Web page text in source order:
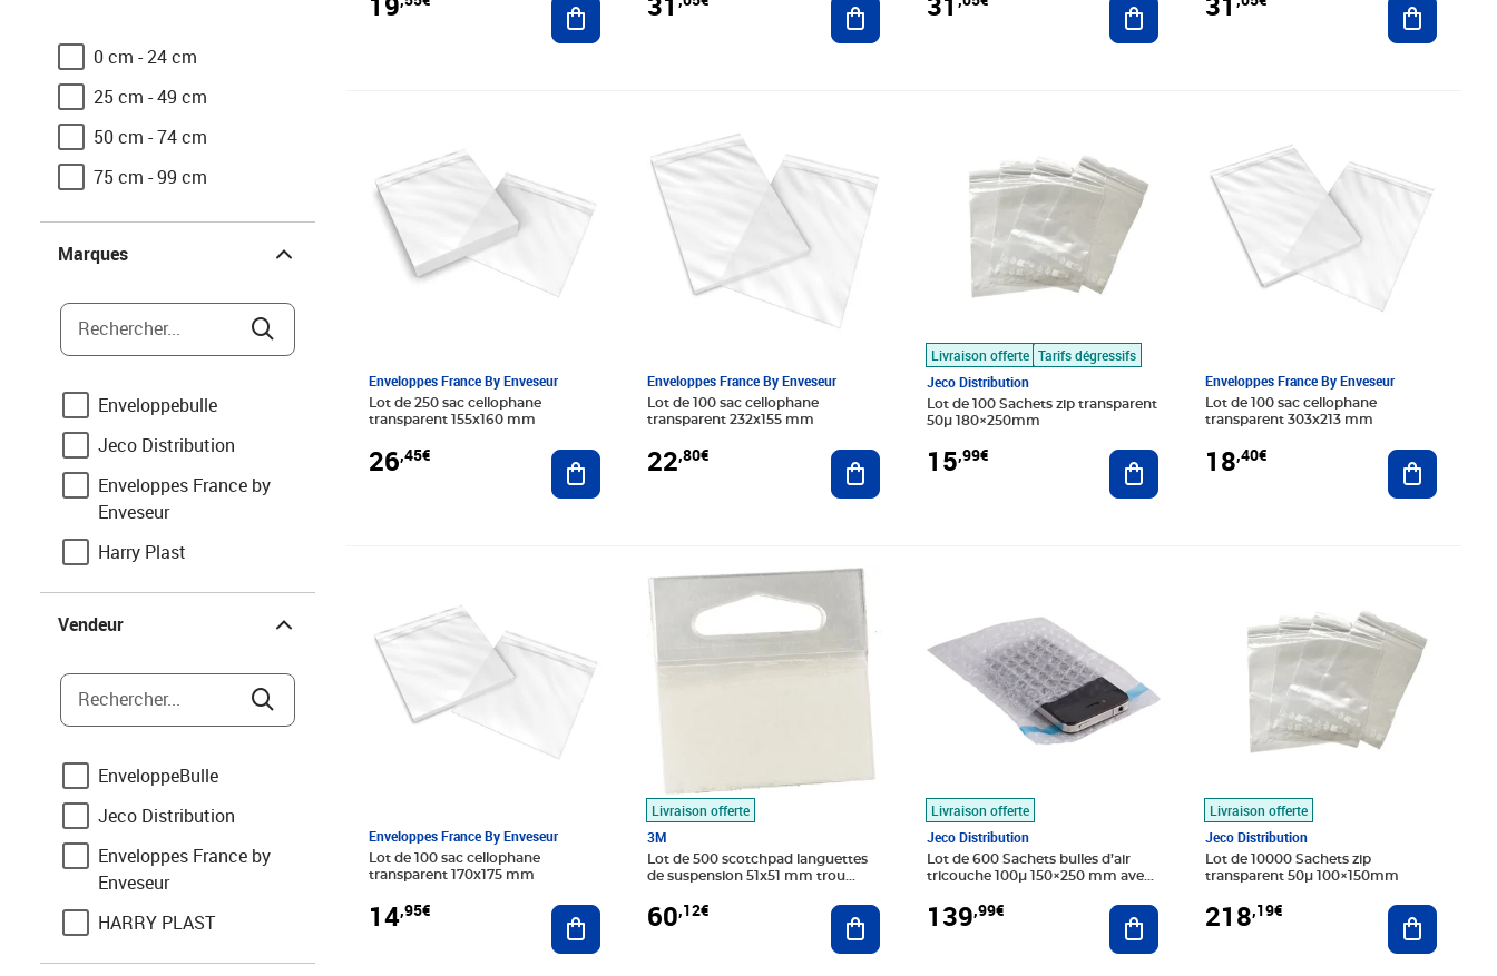
0 cm - 24 cm
25 cm - 49 cm
50 cm - 74 cm
75 cm - 99 cm
Marques
Rechercher...
Enveloppebulle
Jeco Distribution
Enveloppes France by
Enveseur
Harry Plast
Vidaxl
Apli-Agipa
Bulteau systems
Folia
Vendeur
Rechercher...
EnveloppeBulle
Jeco Distribution
Enveloppes France by
Enveseur
HARRY PLAST
Réseau Electronique
Enveloppes France By Enveseur
Lot de 250 sac cellophane
transparent 155x160 mm
26,45€ Ajouter au panier
Enveloppes France By Enveseur
Lot de 100 sac cellophane
transparent 232x155 mm
22,80€ Ajouter au panier
Livraison offerte Tarifs dégressifs
Jeco Distribution
Lot de 100 Sachets zip transparent
50µ 180×250mm
15,99€ Ajouter au panier
Enveloppes France By Enveseur
Lot de 100 sac cellophane
transparent 303x213 mm
18,40€ Ajouter
Enveloppes France By Enveseur
Lot de 100 sac cellophane
transparent 170x175 mm
14,95€ Ajouter au panier
Livraison offerte
3M
Lot de 500 scotchpad languettes
de suspension 51x51 mm trou
60,12€
Prix 60,12€
Ajouter au panier
Livraison offerte
Jeco Distribution
Lot de 600 Sachets bulles d’air
tricouche 100µ 150×250 mm avec
139,99€ Ajouter au panier
Livraison offerte
Jeco Distribution
Lot de 10000 Sachets zip
transparent 50µ 100×150mm
218,19€ Ajouter